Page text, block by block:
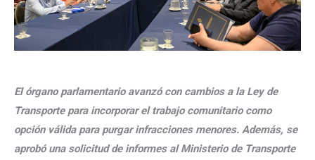
El órgano parlamentario avanzó con cambios a la Ley de
Transporte para incorporar el trabajo comunitario como
opción válida para purgar infracciones menores. Además, se
aprobó una solicitud de informes al Ministerio de Transporte